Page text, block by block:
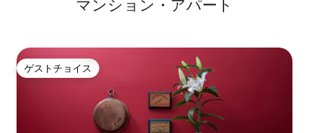
の地下鉄駅（パネピスティミオ）からわ
は、シンタグマ（1駅）、アクロポリス
（2駅）、モナスティラキ（2駅、1回線乗
り換え）の駅があります。 20ユーロ（2
名様分の地下鉄運賃相当）の料金で、ご
到着時に空港までお迎えに参り、ご希望
であればアパートまでお連れします。 ゲ
マンション・アパート
ゲストチョイス
ゲストチョイス